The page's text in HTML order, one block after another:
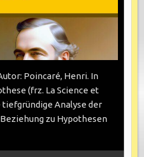
Poincaré, Henri. In
(frz. La Science et
tiefgründige Analyse der
zu Hypothesen